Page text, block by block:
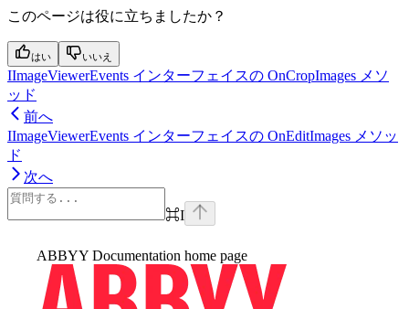
このページは役に立ちましたか？
はい いいえ
IImageViewerEvents インターフェイスの OnCropImages メソ
ッド
前へ
IImageViewerEvents インターフェイスの OnEditImages メソッ
ド
次へ
⌘I
ABBYY Documentation home page